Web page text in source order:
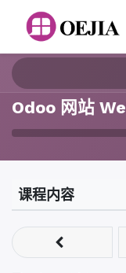
Odoo 网站
课程内容